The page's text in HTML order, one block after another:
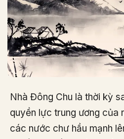
Nhà Đông Chu là thời kỳ
quyền lực trung ương của
các nước chư hầu mạnh